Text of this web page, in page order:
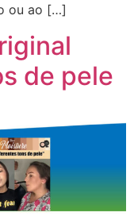
ou ao […]
de pele